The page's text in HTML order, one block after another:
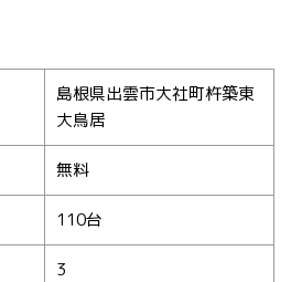
島根県出雲市大社町杵築東
大鳥居
無料
110台
3